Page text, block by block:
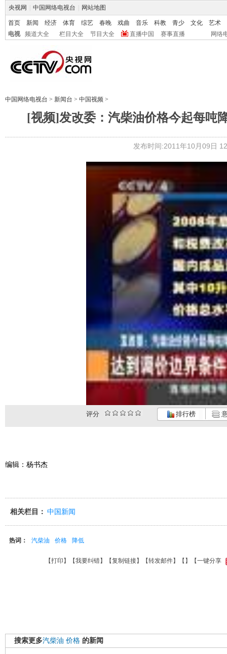
央视网 中国网络电视台 网站地图
首页 新闻 经济 体育 综艺 春晚 戏曲 音乐 科教 青少 文化
艺术
电视
频道大全 栏目大全 节目大全 直播中国 赛事直播 网络
中国网络电视台 > 新闻台 > 中国视频 >
[视频]发改委：汽柴油价格今起每吨
发布时间:2011年10月09日
评分 排行榜
编辑：杨书杰
相关栏目： 中国新闻
热词： 汽柴油 价格 降低
【打印 】【我要纠错】【复制链接】【转发邮件】【 】 【一键分享
搜索更多汽柴油 价格 的新闻